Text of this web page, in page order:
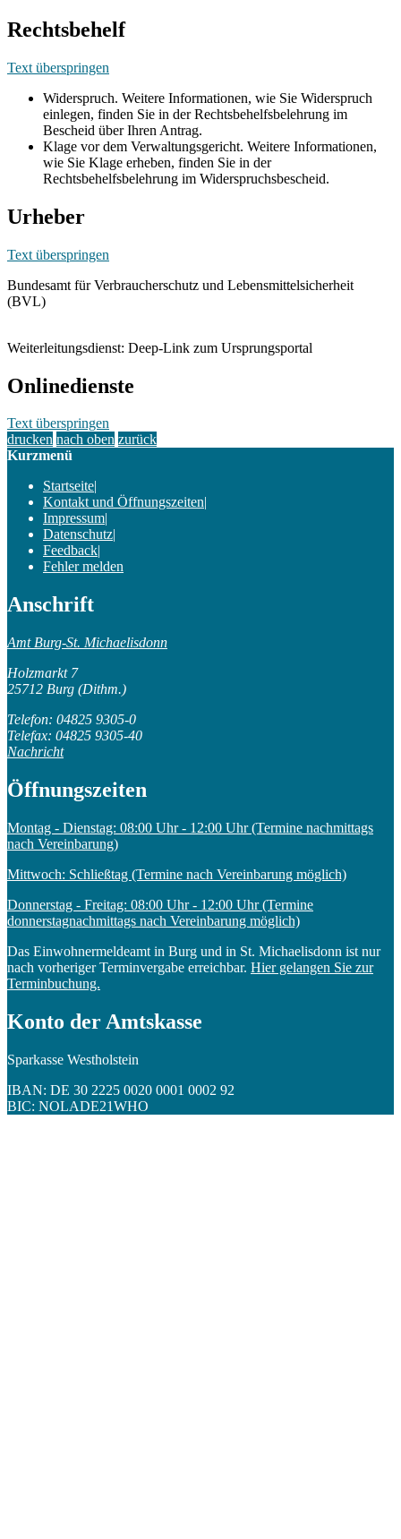
Rechtsbehelf
Text überspringen
Widerspruch. Weitere Informationen, wie Sie Widerspruch
einlegen, finden Sie in der Rechtsbehelfsbelehrung im
Bescheid über Ihren Antrag.
Klage vor dem Verwaltungsgericht. Weitere Informationen,
wie Sie Klage erheben, finden Sie in der
Rechtsbehelfsbelehrung im Widerspruchsbescheid.
Urheber
Text überspringen
Bundesamt für Verbraucherschutz und Lebensmittelsicherheit
(BVL)
Weiterleitungsdienst: Deep-Link zum Ursprungsportal
Onlinedienste
Text überspringen
drucken nach oben zurück
Kurzmenü
Startseite|
Kontakt und Öffnungszeiten|
Impressum|
Datenschutz|
Feedback|
Fehler melden
Anschrift
Amt Burg-St. Michaelisdonn
Holzmarkt 7
25712 Burg (Dithm.)
Telefon: 04825 9305-0
Telefax: 04825 9305-40
Nachricht
Öffnungszeiten
Montag - Dienstag: 08:00 Uhr - 12:00 Uhr (Termine nachmittags
nach Vereinbarung)
Mittwoch: Schließtag (Termine nach Vereinbarung möglich)
Donnerstag - Freitag: 08:00 Uhr - 12:00 Uhr (Termine
donnerstagnachmittags nach Vereinbarung möglich)
Das Einwohnermeldeamt in Burg und in St. Michaelisdonn ist nur
nach vorheriger Terminvergabe erreichbar. Hier gelangen Sie zur
Terminbuchung.
Konto der Amtskasse
Sparkasse Westholstein
IBAN: DE 30 2225 0020 0001 0002 92
BIC: NOLADE21WHO